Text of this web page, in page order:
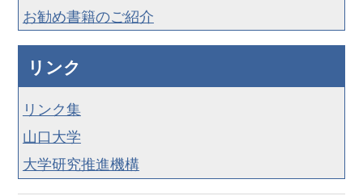
お勧め書籍のご紹介
リンク
リンク集
山口大学
大学研究推進機構